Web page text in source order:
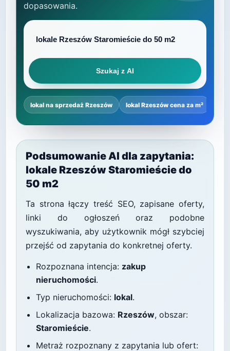
dopasowania.
Szukaj z AI
lokal na sprzedaż Rzeszów lokal Rzeszów cena za m²
Podsumowanie AI dla zapytania:
lokale Rzeszów Staromieście do
50 m2
Ta strona łączy treść SEO, zapisane oferty,
linki do ogłoszeń oraz podobne
wyszukiwania, aby użytkownik mógł szybciej
przejść od zapytania do konkretnej oferty.
Rozpoznana intencja: zakup
nieruchomości.
Typ nieruchomości: lokal.
Lokalizacja bazowa: Rzeszów, obszar:
Staromieście.
Metraż rozpoznany z zapytania lub ofert: